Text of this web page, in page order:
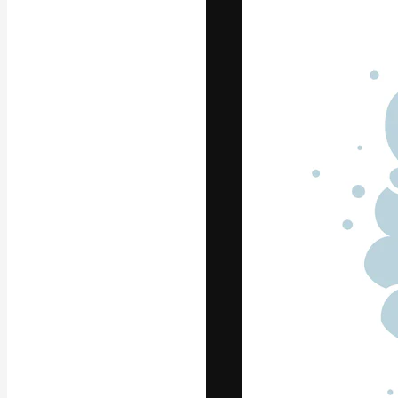
La
migliori lavori.
creativi,
Italiano